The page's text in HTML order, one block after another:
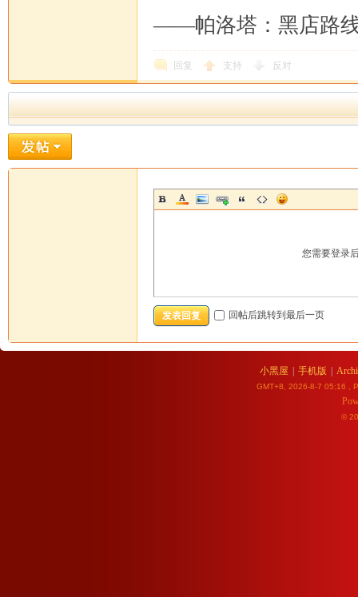
——帕洛塔：黑店路
回复 支持 反对
您需要登录
发表回复 回帖后跳转到最后一页
小黑屋 手机版
GMT+8, 2026-8-7 05:16 ,
©